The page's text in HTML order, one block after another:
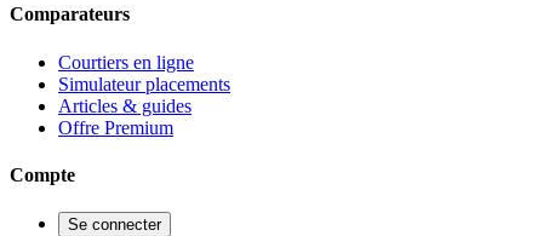
Comparateurs
Courtiers en ligne
Simulateur placements
Articles & guides
Offre Premium
Compte
Se connecter